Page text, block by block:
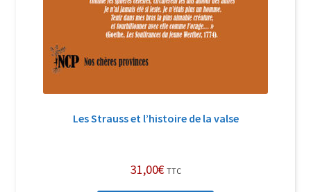
Les Strauss et l’histoire de la valse
31,00€ TTC